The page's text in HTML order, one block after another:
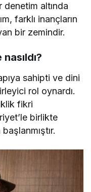
altında
farklı inançların
bir zemindir.
sahipti ve dini
rol oynardı.
fikri
birlikte